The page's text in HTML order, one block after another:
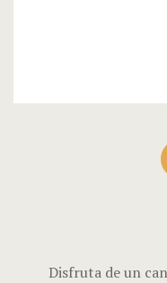
Disfruta de un